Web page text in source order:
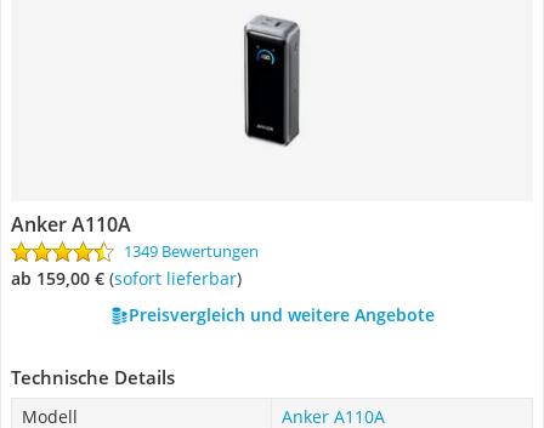
Anker A110A
1349 Bewertungen
ab 159,00 € ( Sofort lieferbar)
Preisvergleich und weitere Angebote
Technische Details
Modell
Anker A110A